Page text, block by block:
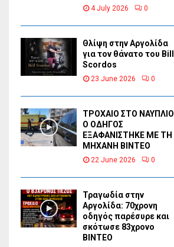
4 July 2026 0
Θλίψη στην Αργολίδα
για τον θάνατο του Bill
Scordos
23 June 2026 0
ΤΡΟΧΑΙΟ ΣΤΟ ΝΑΥΠΛΙΟ
Ο ΟΔΗΓΟΣ
ΕΞΑΦΑΝΙΣΤΗΚΕ ΜΕ ΤΗ
ΜΗΧΑΝΗ ΒΙΝΤΕΟ
22 June 2026 0
Τραγωδία στην
Αργολίδα: 70χρονη
οδηγός παρέσυρε και
σκότωσε 83χρονο
ΒΙΝΤΕΟ